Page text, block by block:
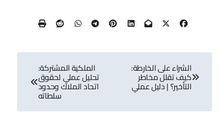
تصفّح
المقالات
الشراء على الخارطة:
كيف تقلل مخاطر
التأخير؟ | دليل عملي
الملكية المشتركة:
تحليل عملي لحقوق
اتحاد الملاك وحدود
سلطاته